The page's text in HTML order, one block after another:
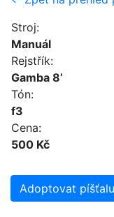
Stroj:
Manuál
Rejstřík:
Gamba 8’
Tón:
f3
Cena:
500 Kč
Adoptovat píšťalu